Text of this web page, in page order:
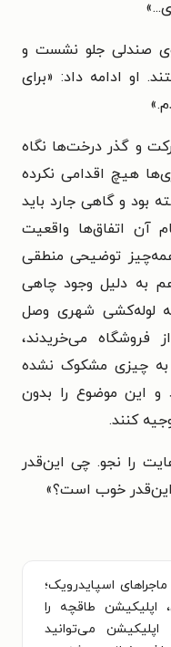
صندلی جلو نشست و
او ادامه داد: «برای
و گذر درخت‌ها نگاه
هیچ اقدامی نکرده
بود و گاهی جارد باید
آن اتفاق‌ها واقعیت
توضیحی منطقی
به دلیل وجود چاهی
لوله‌کشی شهری وصل
فروشگاه می‌خریدند،
به چیزی مشکوک نشده
و این موضوع را بدون
کنند.
را نجو. چی این‌قدر
خوب است؟»
اسپایدرویک؛
طاقچه را
می‌توانید